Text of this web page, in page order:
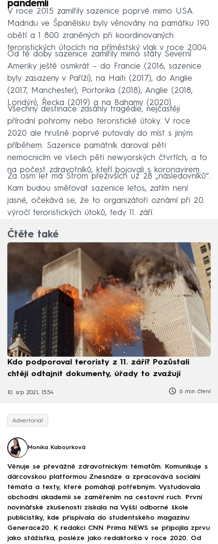
pandemií
V roce 2015 zamířily sazenice poprvé mimo USA.
Madridu ve Španělsku byly věnovány na památku 190
obětí a 1 800 zraněných při koordinovaných
teroristických útocích na příměstský vlak v roce 2004.
Od té doby sazenice zamířily mimo státy Severní
Ameriky ještě osmkrát – do Francie (2016, sazenice
byly zasazeny v Paříži), na Haiti (2017), do Anglie
(2017, Manchester), Portorika (2018), Anglie (2018,
Londýn), Řecka (2019) a na Bahamy (2020).
Všechny destinace zasáhly tragédie, nejčastěji
přírodní pohromy nebo teroristické útoky. V roce
2020 ale hrušně poprvé putovaly do míst s jiným
příběhem. Sazenice památník daroval pěti
nemocnicím ve všech pěti newyorských čtvrtích, a to
na počest zdravotníků, kteří bojovali s koronavirem.
Za osm let má Strom přeživších už 28 „následovníků“.
Kam budou směřovat sazenice letos, zatím není
jasné, očekává se, že to organizátoři oznámí při 20.
výročí teroristických útoků, tedy 11. září.
Čtěte také
Kdo podporoval teroristy z 11. září? Pozůstalí
chtějí odtajnit dokumenty, úřady to zvažují
10. srp 2021, 15:54 6 min čtení
Advertorial
Monika Kabourková
Věnuje se převážně zdravotnickým tématům. Komunikuje s
dárcovskou platformou Znesnáze a zpracovává sociální
témata a texty, které pomáhají potřebným. Vystudovala
obchodní akademii se zaměřením na cestovní ruch. První
novinářské zkušenosti získala na Vyšší odborné škole
publicistiky, kde přispívala do studentského magazínu
Generace20. K redakci CNN Prima NEWS se připojila zprvu
jako stážistka, posléze jako redaktorka v roce 2020. Od